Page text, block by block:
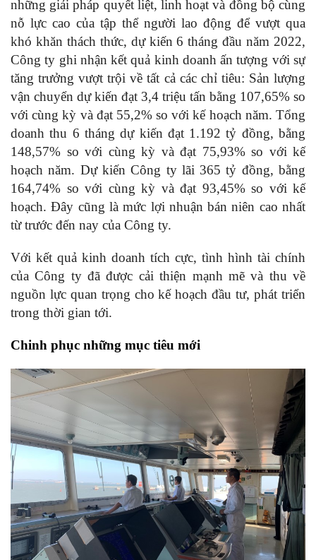
những giải pháp quyết liệt, linh hoạt và đồng bộ cùng
nỗ lực cao của tập thể người lao động để vượt qua
khó khăn thách thức, dự kiến 6 tháng đầu năm 2022,
Công ty ghi nhận kết quả kinh doanh ấn tượng với sự
tăng trưởng vượt trội về tất cả các chỉ tiêu: Sản lượng
vận chuyển dự kiến đạt 3,4 triệu tấn bằng 107,65% so
với cùng kỳ và đạt 55,2% so với kế hoạch năm. Tổng
doanh thu 6 tháng dự kiến đạt 1.192 tỷ đồng, bằng
148,57% so với cùng kỳ và đạt 75,93% so với kế
hoạch năm. Dự kiến Công ty lãi 365 tỷ đồng, bằng
164,74% so với cùng kỳ và đạt 93,45% so với kế
hoạch. Đây cũng là mức lợi nhuận bán niên cao nhất
từ trước đến nay của Công ty.
Với kết quả kinh doanh tích cực, tình hình tài chính
của Công ty đã được cải thiện mạnh mẽ và thu về
nguồn lực quan trọng cho kế hoạch đầu tư, phát triển
trong thời gian tới.
Chinh phục những mục tiêu mới